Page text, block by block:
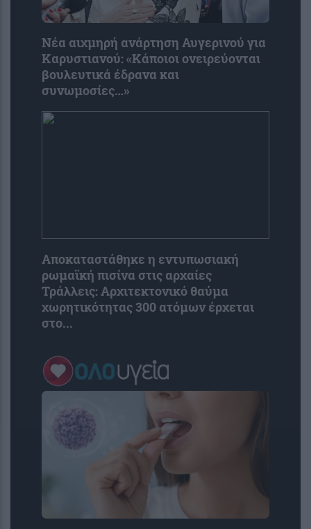
Νέα αιχμηρή ανάρτηση Αυγερινού για
Καρυστιανού: «Κάποιοι ονειρεύονται
βουλευτικά έδρανα και
συνωμοσίες…»
Αποκαταστάθηκε η εντυπωσιακή
ρωμαϊκή πισίνα στις αρχαίες
Τράλλεις: Αρχιτεκτονικό θαύμα
χωρητικότητας 300 ατόμων έρχεται
στο...